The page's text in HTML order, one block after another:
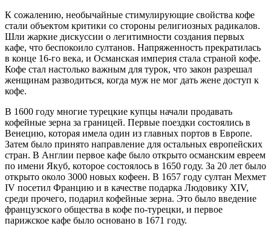
К сожалению, необычайные стимулирующие свойства кофе
стали объектом критики со стороны религиозных радикалов.
Шли жаркие дискуссии о легитимности создания первых
кафе, что беспокоило султанов. Напряженность прекратилась
в конце 16-го века, и Османская империя стала страной кофе.
Кофе стал настолько важным для турок, что закон разрешал
женщинам разводиться, когда муж не мог дать жене доступ к
кофе.
В 1600 году многие турецкие купцы начали продавать
кофейные зерна за границей. Первые поездки состоялись в
Венецию, которая имела один из главных портов в Европе.
Затем было принято направление для остальных европейских
стран. В Англии первое кафе было открыто османским евреем
по имени Якуб, которое состоялось в 1650 году. За 20 лет было
открыто около 3000 новых кофеен. В 1657 году султан Мехмет
IV посетил Францию и в качестве подарка Людовику XIV,
среди прочего, подарил кофейные зерна. Это было введение
французского общества в кофе по-турецки, и первое
парижское кафе было основано в 1671 году.